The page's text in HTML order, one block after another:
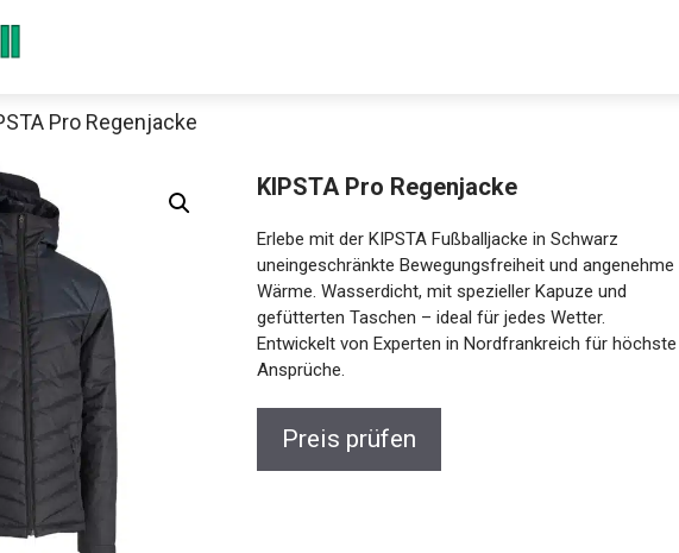
Pro Regenjacke
KIPSTA Pro Regenjacke
Erlebe mit der KIPSTA Fußballjacke in Schwarz
uneingeschränkte Bewegungsfreiheit und
angenehme Wärme. Wasserdicht, mit spezieller
Kapuze und gefütterten Taschen – ideal für jedes
Wetter. Entwickelt von Experten in Nordfrankreich für
höchste Ansprüche.
Preis prüfen
Decathlon Sale
Schaue dir jetzt die meistverkauften Produkte im Sale bei